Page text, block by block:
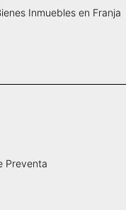
Inmuebles en Franja
Preventa